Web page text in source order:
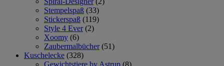
Stempelspaß (33)
Stickerspaß (119)
Style 4 Ever (2)
Xoomy (6)
Zaubermalbücher (51)
Kuschelecke (328)
Gewichtstiere by Astrup (8)